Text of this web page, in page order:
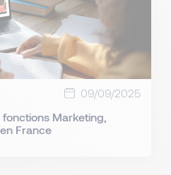
09/09/2025
Marketing,
France